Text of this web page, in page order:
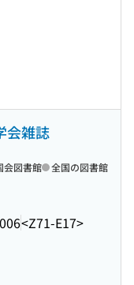
会雑誌
<Z71-E17>
会図書館 全国の図書館